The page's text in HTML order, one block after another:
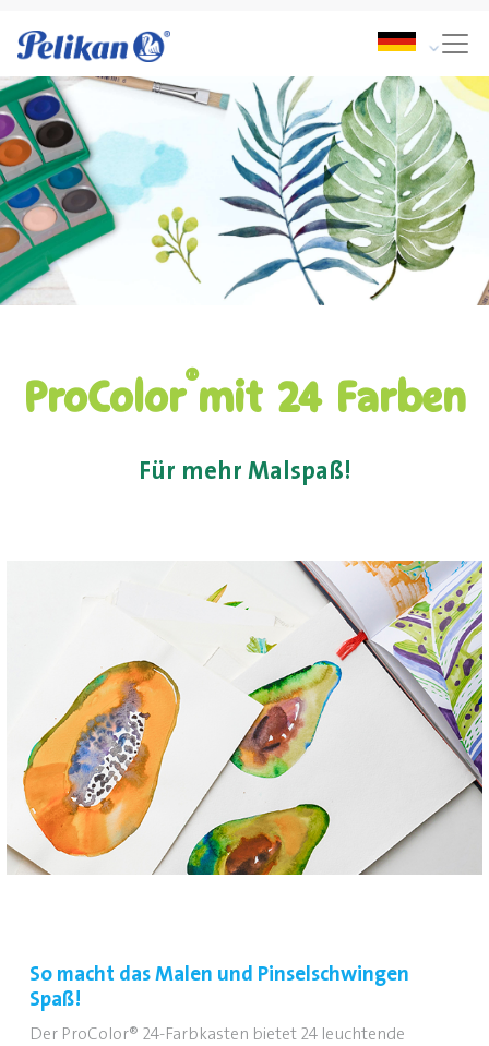
ProColor®mit 24 Farben
Für mehr Malspaß!
So macht das Malen und Pinselschwingen
Spaß!
Der ProColor® 24-Farbkasten bietet 24 leuchtende